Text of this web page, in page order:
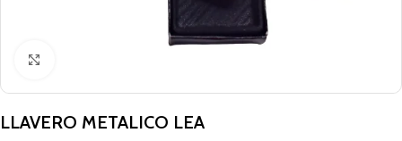
LLAVERO METALICO LEA